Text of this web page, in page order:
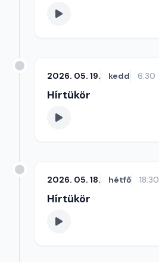
2026. 05. 19. kedd 6:30
Hírtükör
2026. 05. 18. hétfő 18:30
Hírtükör